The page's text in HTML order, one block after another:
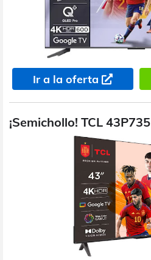
Ir a la oferta
¡Semichollo! TCL